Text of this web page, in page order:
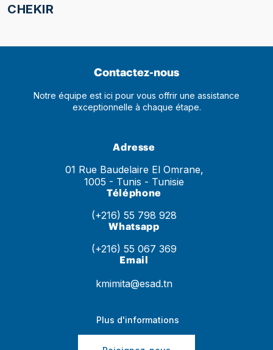
CHEKIR
Contactez-nous
Notre équipe est ici pour vous offrir une assistance
exceptionnelle à chaque étape.
Adresse
01 Rue Baudelaire El Omrane,
1005 - Tunis - Tunisie
Téléphone
(+216) 55 798 928
Whatsapp
(+216) 55 067 369
Email
kmimita@esad.tn
Plus d'informations